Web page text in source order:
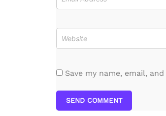
Save my name, email,
SEND COMMENT